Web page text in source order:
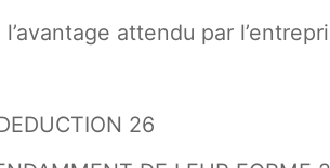
attendu par
26